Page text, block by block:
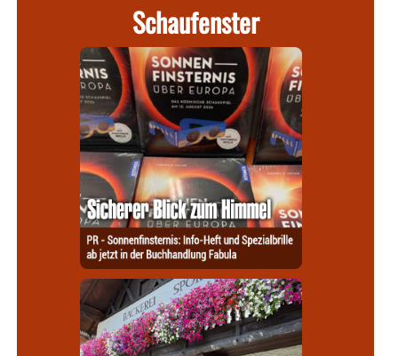
Schaufenster